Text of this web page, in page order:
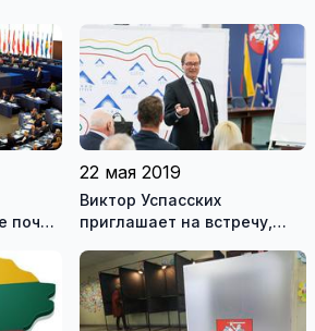
почти
22 мая 2019
Виктор Успасских
приглашает на встречу,
полезной для каждого